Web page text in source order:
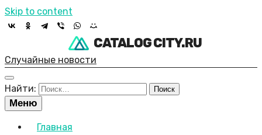
Skip to content
CATALOG CITY.RU
Случайные новости
Найти:
Меню
Главная